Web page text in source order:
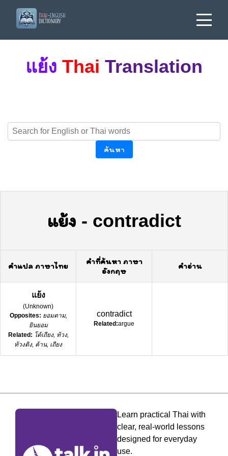
แย้ง Thai Translation
ค้นหา
แย้ง - contradict
คำแปล ภาษาไทย
คำที่ค้นหา ภาษา
อังกฤษ
คำอ่าน
แย้ง
(Unknown)
Opposites: ยอมตาม,
ยินยอม
Related: โต้เถียง, ท้วง,
ท้วงติง, ค้าน, เถียง
contradict
Related:argue
Learn practical Thai with
clear, real-world lessons
designed for everyday
use.